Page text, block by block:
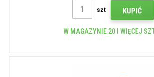
szt KUPIĆ
W MAGAZYNIE 20 I WIĘCEJ